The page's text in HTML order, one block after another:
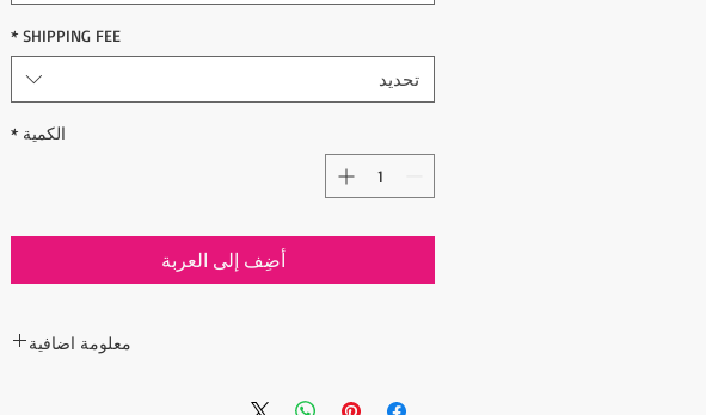
SHIPPING FEE
*
تحديد
الكمية *
أضِف إلى العربة
معلومة اضافية
الفسيفساء عن طريق قص ووضع كل قطعة فسيفساء واحدة